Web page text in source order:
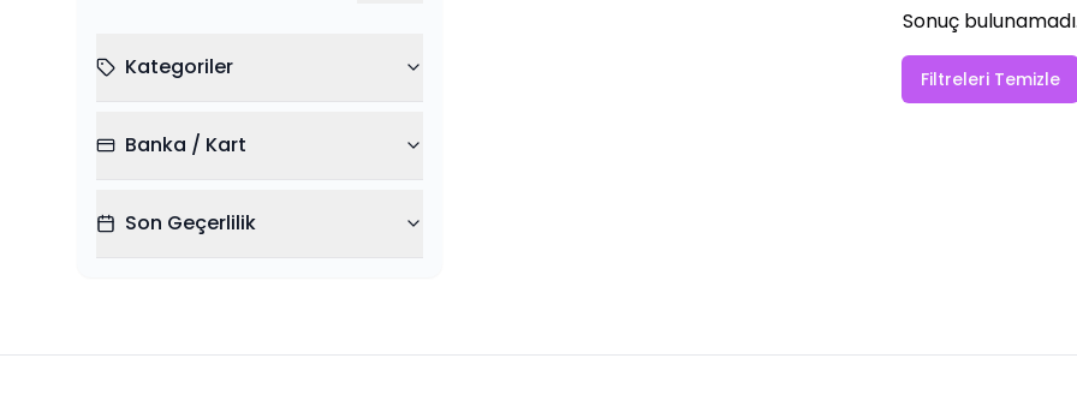
Kategoriler
Banka / Kart
Son Geçerlilik
Sonuç
Filtreleri Temizle